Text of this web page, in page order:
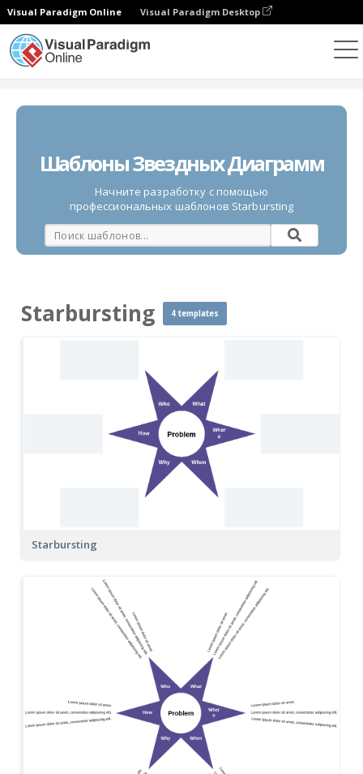
Visual Paradigm Online Visual Paradigm Desktop
Шаблоны Звездных Диаграмм
Начните разработку с помощью
профессиональных шаблонов Starbursting
Starbursting 4 templates
Starbursting